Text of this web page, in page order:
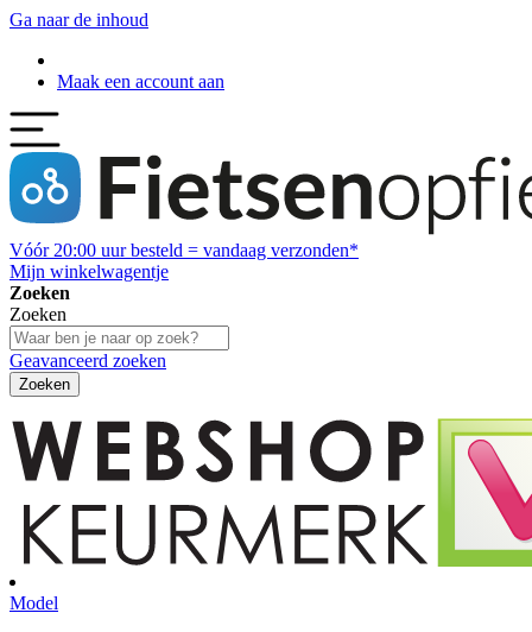
Ga naar de inhoud
Maak een account aan
Vóór 20:00 uur besteld = vandaag verzonden*
Mijn winkelwagentje
Zoeken
Zoeken
Geavanceerd zoeken
Zoeken
Model